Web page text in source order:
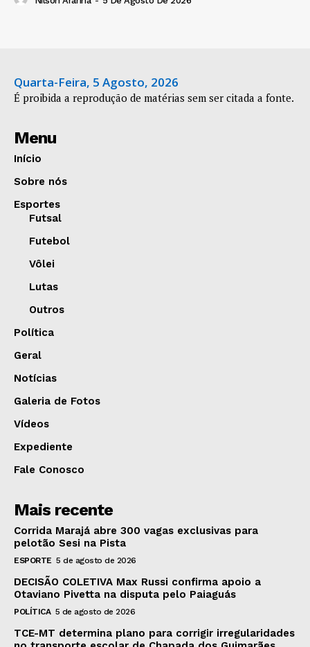
Quarta-Feira, 5 Agosto, 2026
É proibida a reprodução de matérias sem ser citada a fonte.
Menu
Início
Sobre nós
Esportes
Futsal
Futebol
Vôlei
Lutas
Outros
Política
Geral
Notícias
Galeria de Fotos
Vídeos
Expediente
Fale Conosco
Mais recente
Corrida Marajá abre 300 vagas exclusivas para
pelotão Sesi na Pista
ESPORTE 5 de agosto de 2026
DECISÃO COLETIVA Max Russi confirma apoio a
Otaviano Pivetta na disputa pelo Paiaguás
POLÍTICA 5 de agosto de 2026
TCE-MT determina plano para corrigir irregularidades